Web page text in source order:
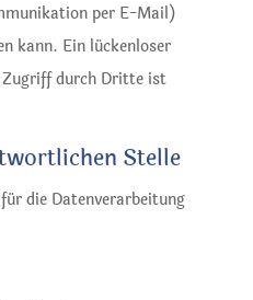
per E-Mail)
kann. Ein lückenloser
Zugriff durch Dritte ist
Stelle
die Datenverarbeitung